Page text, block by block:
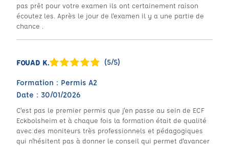
pas prêt pour votre examen ils ont certainement raison
écoutez les. Après le jour de l'examen il y a une partie de
chance .
FOUAD K. (5/5)
Formation : Permis A2
Date : 30/01/2026
C'est pas le premier permis que j'en passe au sein de ECF
Eckbolsheim et à chaque fois la formation était de qualité
avec des moniteurs très professionnels et pédagogiques
qui n'hésitent pas à donner le conseil qui permet d'avancer